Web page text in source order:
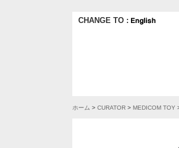
CHANGE TO :
ホーム > CURATOR > MEDICOM TOY